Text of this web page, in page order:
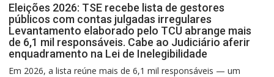
Eleições 2026: TSE recebe lista de gestores
públicos com contas julgadas irregulares
Levantamento elaborado pelo TCU abrange mais
de 6,1 mil responsáveis. Cabe ao Judiciário aferir
enquadramento na Lei de Inelegibilidade
Em 2026, a lista reúne mais de 6,1 mil responsáveis — um